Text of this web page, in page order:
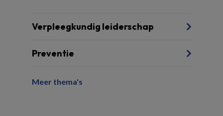
Verpleegkundig leiderschap
Preventie
Meer thema's